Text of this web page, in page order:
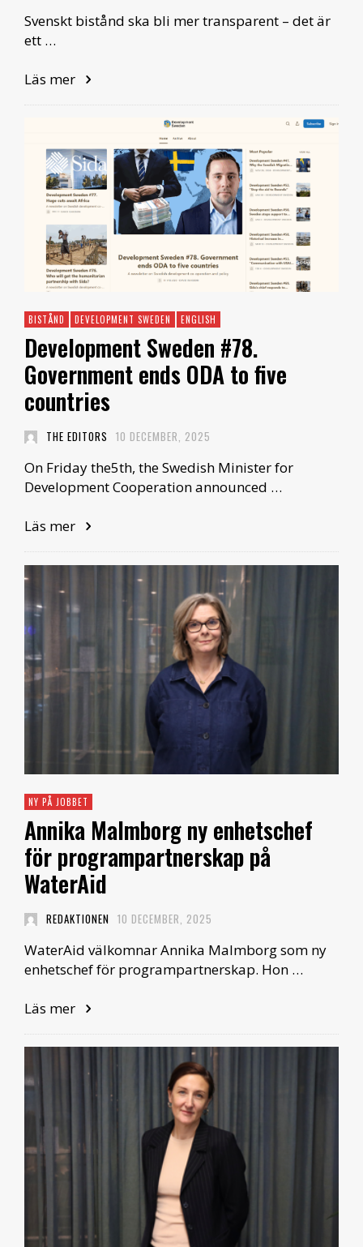
Svenskt bistånd ska bli mer transparent – det är
ett …
Läs mer
BISTÅND DEVELOPMENT SWEDEN ENGLISH
Development Sweden #78.
Government ends ODA to five
countries
THE EDITORS 10 DECEMBER, 2025
On Friday the5th, the Swedish Minister for
Development Cooperation announced …
Läs mer
NY PÅ JOBBET
Annika Malmborg ny enhetschef
för programpartnerskap på
WaterAid
REDAKTIONEN 10 DECEMBER, 2025
WaterAid välkomnar Annika Malmborg som ny
enhetschef för programpartnerskap. Hon …
Läs mer